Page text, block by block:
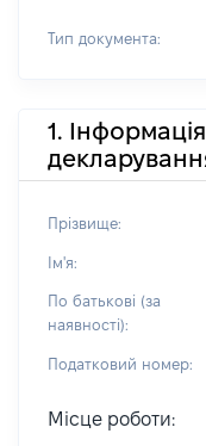
Тип документа:
1.
Прізвище:
Ім'я:
По батькові (за
наявності):
Податковий номер:
Місце роботи: